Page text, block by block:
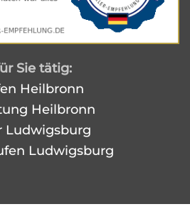
Sie tätig:
Heilbronn
Heilbronn
Ludwigsburg
Ludwigsburg